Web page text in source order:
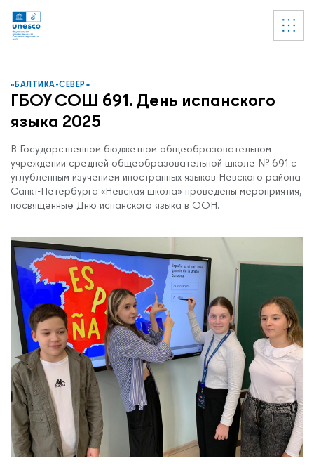
«БАЛТИКА-СЕВЕР»
ГБОУ СОШ 691. День испанского
языка 2025
В Государственном бюджетном общеобразовательном
учреждении средней общеобразовательной школе № 691 с
углубленным изучением иностранных языков Невского района
Санкт-Петербурга «Невская школа» проведены мероприятия,
посвященные Дню испанского языка в ООН.
Ссылки
УВЕДОМЛЕНИЕ
Список пуст